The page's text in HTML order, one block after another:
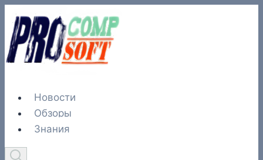
Перейти
содержимому
Новости
Обзоры
Знания